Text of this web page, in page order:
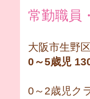
常勤職員
大阪市生野
0～5歳児
0～2歳児ク